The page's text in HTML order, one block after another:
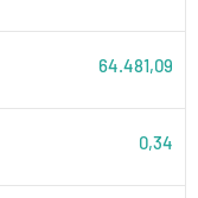
64.481,09
0,34